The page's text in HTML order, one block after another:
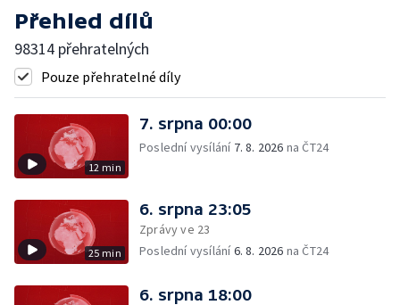
Přehled dílů
98314 přehratelných
Pouze přehratelné díly
12 min
7. srpna 00:00
Poslední vysílání 7. 8. 2026 na ČT24
25 min
6. srpna 23:05
Zprávy ve 23
Poslední vysílání6. 8. 2026 na ČT24
6. srpna 18:00